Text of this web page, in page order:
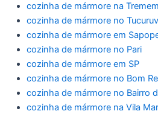
cozinha de mármore na
cozinha de mármore no
cozinha de mármore em
cozinha de mármore no Pari
cozinha de mármore em SP
cozinha de mármore no Bom
cozinha de mármore no Bairro
cozinha de mármore na Vila